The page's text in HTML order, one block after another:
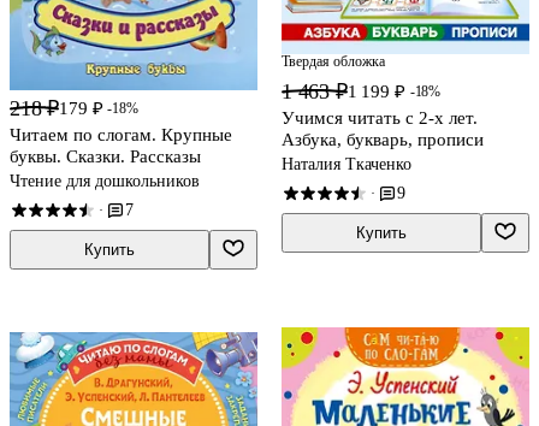
218 ₽179 ₽ -18%
Читаем по слогам. Крупные
буквы. Сказки. Рассказы
Чтение для дошкольников
· 7
Купить
Твердая обложка
1 463 ₽1 199 ₽ -18%
Учимся читать с 2-х лет.
Азбука, букварь, прописи
Наталия Ткаченко
· 9
Купить